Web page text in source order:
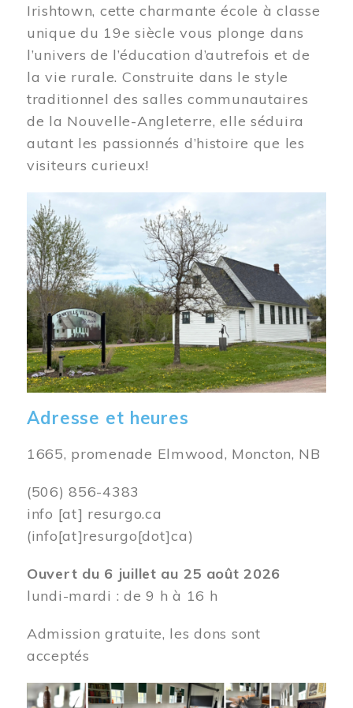
Irishtown, cette charmante école à classe
unique du 19e siècle vous plonge dans
l’univers de l’éducation d’autrefois et de
la vie rurale. Construite dans le style
traditionnel des salles communautaires
de la Nouvelle-Angleterre, elle séduira
autant les passionnés d’histoire que les
visiteurs curieux!
Image
Adresse et heures
1665, promenade Elmwood, Moncton, NB
(506) 856-4383
info [at] resurgo.ca
(info[at]resurgo[dot]ca)
Ouvert du 6 juillet au 25 août 2026
lundi-mardi : de 9 h à 16 h
Admission gratuite, les dons sont
acceptés
Image